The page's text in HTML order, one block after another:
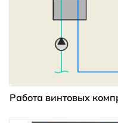
Работа винтовых